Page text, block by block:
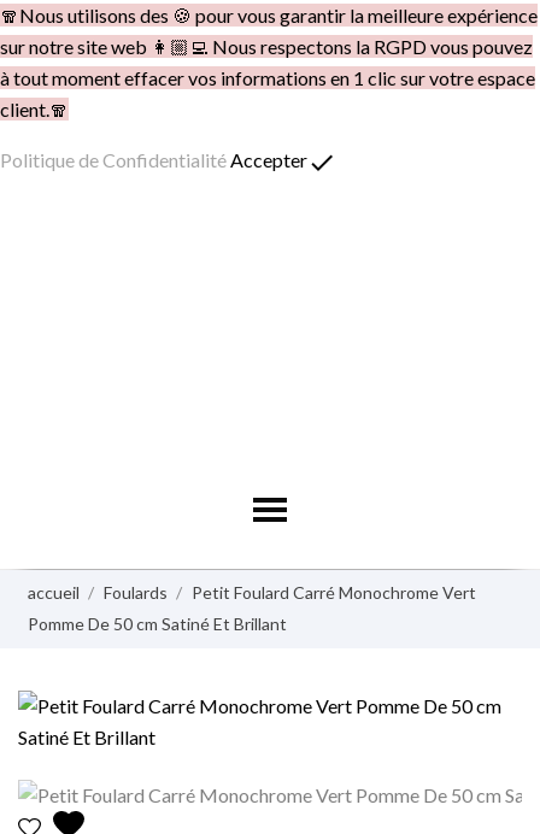
🧣Nous utilisons des 🍪 pour vous garantir la meilleure expérience
sur notre site web 👩🏼‍💻 Nous respectons la RGPD vous pouvez
à tout moment effacer vos informations en 1 clic sur votre espace
client.🧣
Politique de ConfidentialitéAccepterdone
accueil Foulards
Petit Foulard Carré Monochrome Vert
Pomme De 50 cm Satiné Et Brillant